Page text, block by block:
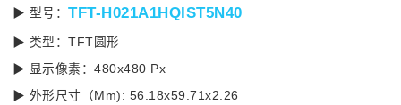
▶ 型号：TFT-H021A1HQIST5N40
▶ 类型：TFT圆形
▶ 显示像素：480x480 Px
▶ 外形尺寸（Mm): 56.18x59.71x2.26